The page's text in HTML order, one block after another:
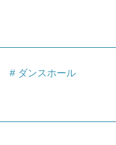
ダンスホール